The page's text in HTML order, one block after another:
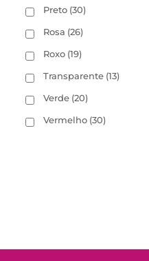
Preto (30)
Rosa (26)
Roxo (19)
Transparente (13)
Verde (20)
Vermelho (30)